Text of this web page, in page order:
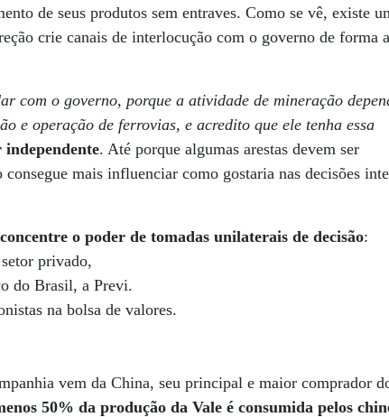
de seus produtos sem entraves. Como se vê, existe
crie canais de interlocução com o governo de forma a
com o governo, porque a atividade de mineração
e operação de ferrovias, e acredito que ele tenha essa
. Até porque algumas arestas devem ser
mais influenciar como gostaria nas decisões
o poder de tomadas unilaterais de decisão:
privado,
do Brasil, a Previ.
na bolsa de valores.
vem da China, seu principal e maior comprador
50% da produção da Vale é consumida pelos